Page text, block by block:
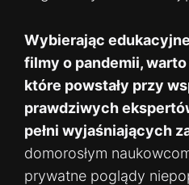
Wybierając
filmy o pandemii,
które powstały przy
prawdziwych
pełni wyjaśniających
domorosłym
prywatne poglądy